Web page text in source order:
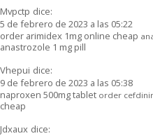
Mvpctp dice:
5 de febrero de 2023 a las 05:22
order arimidex 1mg online cheap
anastrozole 1 mg pill
Vhepui dice:
9 de febrero de 2023 a las 05:38
naproxen 500mg tablet order
cheap
Jdxaux dice: